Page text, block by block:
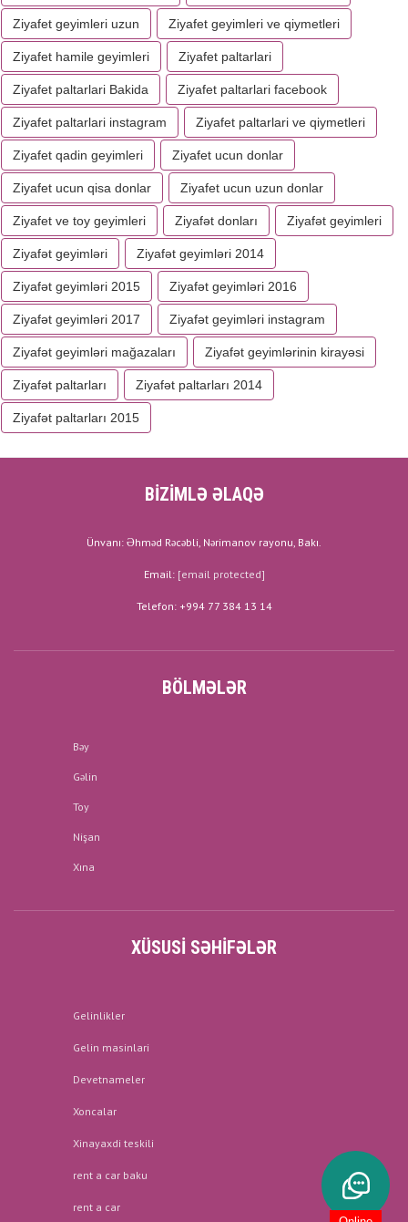
Ziyafet geyimleri uzun Ziyafet geyimleri ve qiymetleri
Ziyafet hamile geyimleri Ziyafet paltarlari
Ziyafet paltarlari Bakida Ziyafet paltarlari facebook
Ziyafet paltarlari instagram Ziyafet paltarlari ve qiymetleri
Ziyafet qadin geyimleri Ziyafet ucun donlar
Ziyafet ucun qisa donlar Ziyafet ucun uzun donlar
Ziyafet ve toy geyimleri Ziyafət donları Ziyafət geyimleri
Ziyafət geyimləri Ziyafət geyimləri 2014
Ziyafət geyimləri 2015 Ziyafət geyimləri 2016
Ziyafət geyimləri 2017 Ziyafət geyimləri instagram
Ziyafət geyimləri mağazaları Ziyafət geyimlərinin kirayəsi
Ziyafət paltarları Ziyafət paltarları 2014
Ziyafət paltarları 2015
BİZİMLƏ ƏLAQƏ
Ünvanı: Əhməd Rəcəbli, Nərimanov rayonu, Bakı.
Email: [email protected]
Telefon: +994 77 384 13 14
BÖLMƏLƏR
Bəy
Gəlin
Toy
Nişan
Xına
XÜSUSI SƏHIFƏLƏR
Gelinlikler
Gelin masinlari
Devetnameler
Xoncalar
Xinayaxdi teskili
rent a car baku
rent a car